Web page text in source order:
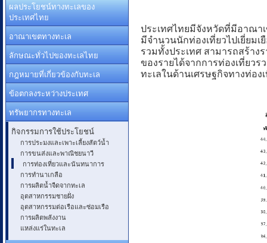
ผลประโยชน์ทางทะเลของ
ประเทศไทย
อาณาเขตทางทะเล
ลักษณะทั่วไปของทะเลไทย
กฎหมายที่เกี่ยวข้องกับทะเล
ข้อตกลงระหว่างประเทศ
ทรัพยากรทางทะเล
กิจกรรมการใช้ประโยชน์
การประมงและเพาะเลี้ยงสัตว์น้ำ
การขนส่งและพาณิชยนาวี
การท่องเที่ยวและนันทนาการ
การทำนาเกลือ
การผลิตน้ำจืดจากทะเล
อุตสาหกรรมชายฝั่ง
อุตสาหกรรมต่อเรือและซ่อมเรือ
การผลิตพลังงาน
แหล่งแร่ในทะเล
ประเทศไทยมีจังหวัดที่มีอาณา
มีจำนวนนักท่องเที่ยวไปเยี่ยม
รวมทั้งประเทศ สามารถสร้าง
ของรายได้จากการท่องเที่ยว
ทะเลในด้านเศรษฐกิจทางท่อ